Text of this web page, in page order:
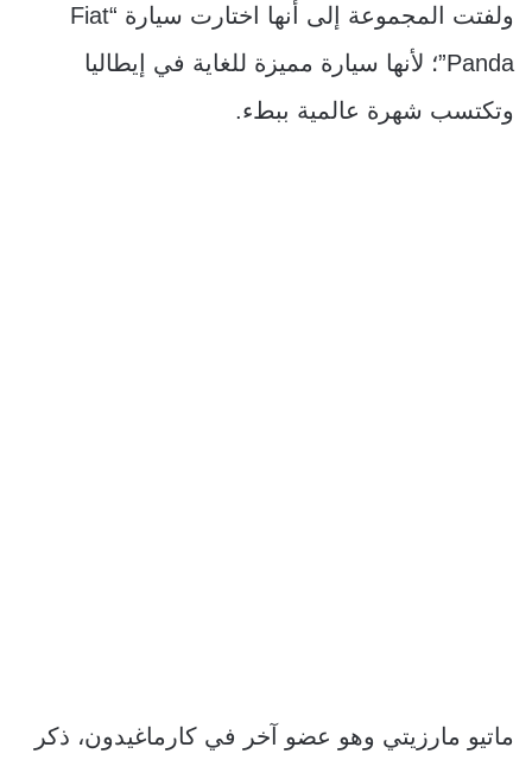
ولفتت المجموعة إلى أنها اختارت سيارة “Fiat
Panda”؛ لأنها سيارة مميزة للغاية في إيطاليا
وتكتسب شهرة عالمية ببطء.
ماتيو مارزيتي وهو عضو آخر في كارماغيدون، ذكر